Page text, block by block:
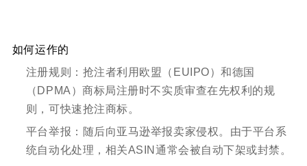
如何运作的
注册规则：抢注者利用欧盟（EUIPO）和德国
（DPMA）商标局注册时不实质审查在先权利的规
则，可快速抢注商标。
平台举报：随后向亚马逊举报卖家侵权。由于平台系
统自动化处理，相关ASIN通常会被自动下架或封禁。